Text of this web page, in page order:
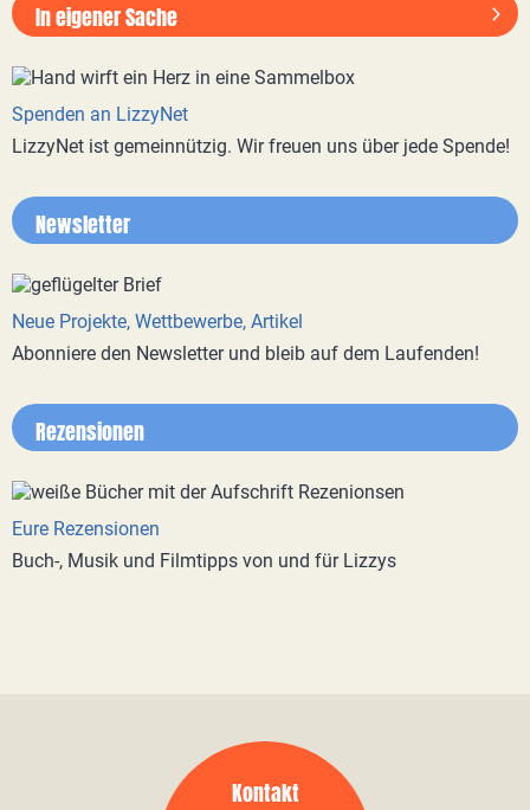
In eigener Sache
Spenden an LizzyNet
LizzyNet ist gemeinnützig. Wir freuen uns über jede Spende!
Newsletter
Neue Projekte, Wettbewerbe, Artikel
Abonniere den Newsletter und bleib auf dem Laufenden!
Rezensionen
Eure Rezensionen
Buch-, Musik und Filmtipps von und für Lizzys
Kontakt